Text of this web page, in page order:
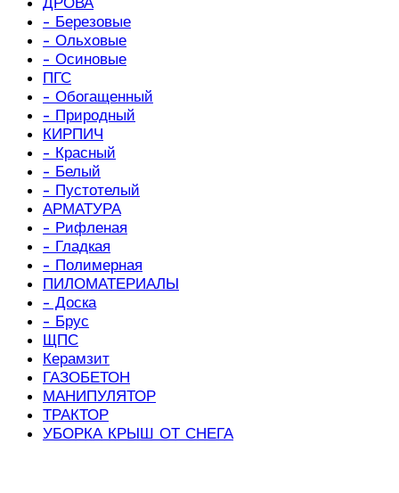
- Березовые
- Ольховые
- Осиновые
ПГС
- Обогащенный
- Природный
КИРПИЧ
- Красный
- Белый
- Пустотелый
АРМАТУРА
- Рифленая
- Гладкая
- Полимерная
ПИЛОМАТЕРИАЛЫ
- Доска
- Брус
ЩПС
Керамзит
ГАЗОБЕТОН
МАНИПУЛЯТОР
ТРАКТОР
УБОРКА КРЫШ ОТ СНЕГА